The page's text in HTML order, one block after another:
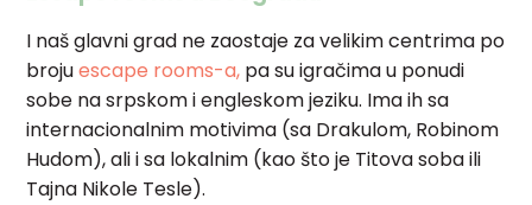
I naš glavni grad ne zaostaje za velikim centrima po
brojuescape rooms-a, pa su igračima u ponudi
sobe na srpskom i engleskom jeziku. Ima ih sa
internacionalnim motivima (sa Drakulom, Robinom
Hudom), ali i sa lokalnim (kao što je Titova soba ili
Tajna Nikole Tesle).